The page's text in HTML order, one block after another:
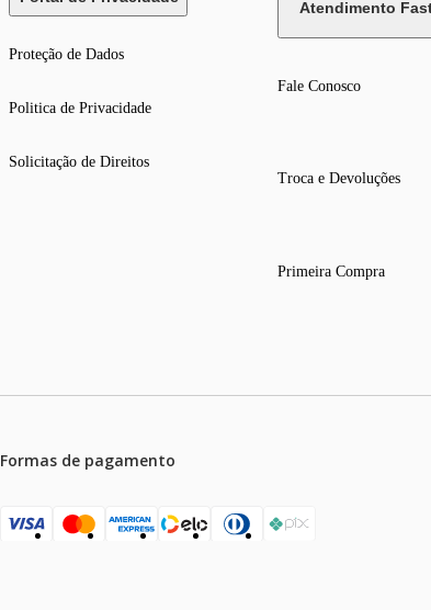
Proteção de Dados
Politica de Privacidade
Solicitação de Direitos
Atendimento
Fale Conosco
Troca e Devoluções
Primeira Compra
Formas de pagamento